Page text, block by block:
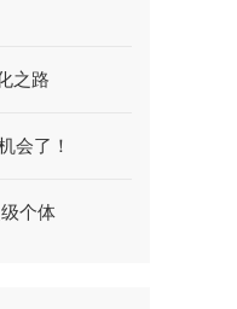
之路
会了！
个体